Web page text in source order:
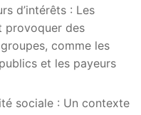
d’intérêts : Les
provoquer des
comme les
et les payeurs
sociale : Un contexte